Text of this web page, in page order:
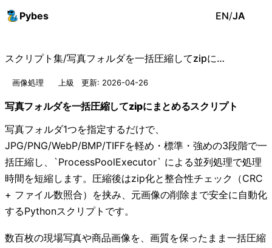
Pybes EN/JA
スクリプト集/ 写真フォルダを一括圧縮してzipにまとめるスクリプト
画像処理 上級 更新: 2026-04-26
写真フォルダを一括圧縮してzipにまとめるスクリプト
写真フォルダ1つを指定するだけで、
JPG/PNG/WebP/BMP/TIFFを軽め・標準・強めの3段階で一
括圧縮し、`ProcessPoolExecutor` による並列処理で処理
時間を短縮します。圧縮後はzip化と整合性チェック（CRC
+ ファイル数照合）を挟み、元画像の削除まで安全に自動化
するPythonスクリプトです。
数百枚の現場写真や商品画像を、画質を保ったまま一括圧縮